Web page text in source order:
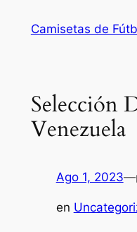
Camisetas de
Selección
Venezuela
Ago 1, 2023—
en